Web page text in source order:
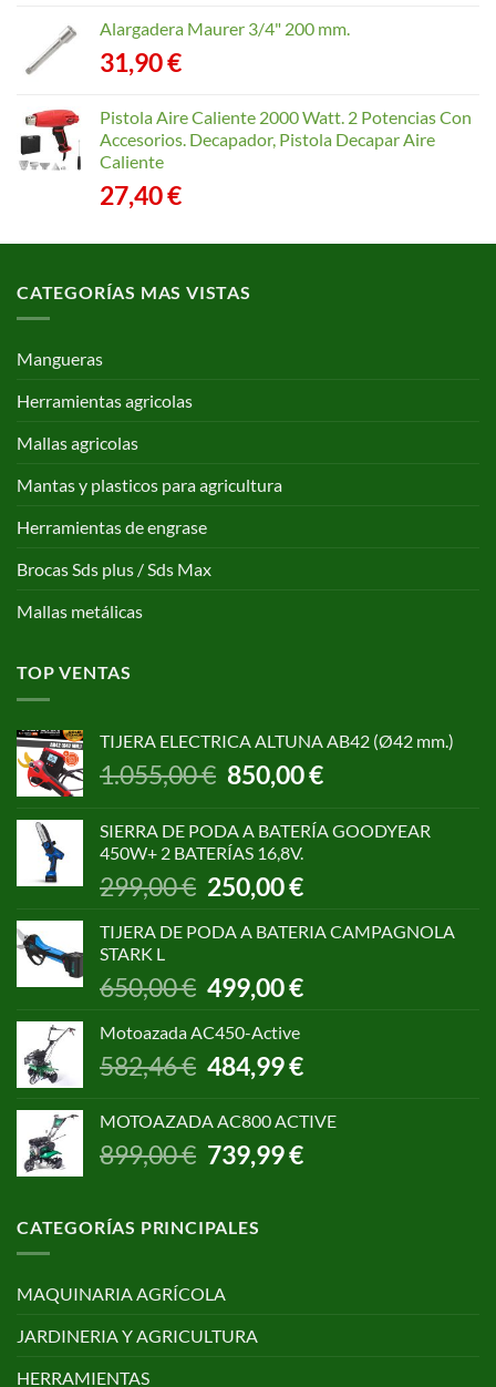
Alargadera Maurer 3/4" 200 mm.
31,90€
Pistola Aire Caliente 2000 Watt. 2 Potencias Con
Accesorios. Decapador, Pistola Decapar Aire
Caliente
27,40€
CATEGORÍAS MAS VISTAS
Mangueras
Herramientas agricolas
Mallas agricolas
Mantas y plasticos para agricultura
Herramientas de engrase
Brocas Sds plus / Sds Max
Mallas metálicas
TOP VENTAS
TIJERA ELECTRICA ALTUNA AB42 (Ø42 mm.)
1.055,00€ El
precio
era:
1.055,00 €.
850,00€El
precio
es:
SIERRA DE PODA A BATERÍA GOODYEAR
450W+ 2 BATERÍAS 16,8V.
299,00€ El
precio
original
250,00€El
precio
actual
TIJERA DE PODA A BATERIA CAMPAGNOLA
STARK L
650,00€
El
precio
original
650,00 €.
499,00€El
precio
499,00 €.
Motoazada AC450-Active
582,46€
El
precio
era:
582,46 €.
484,99€El
precio
es:
484,99 €.
MOTOAZADA AC800 ACTIVE
899,00€ El
precio
era:
899,00 €.
739,99€El
precio
CATEGORÍAS PRINCIPALES
MAQUINARIA AGRÍCOLA
JARDINERIA Y AGRICULTURA
HERRAMIENTAS